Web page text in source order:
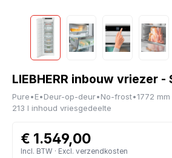
LIEBHERR inbouw vriezer -
Pure•E•Deur-op-deur•No-frost•1772
213 l inhoud vriesgedeelte
€ 1.549,00
Incl. BTW · Excl. verzendkosten